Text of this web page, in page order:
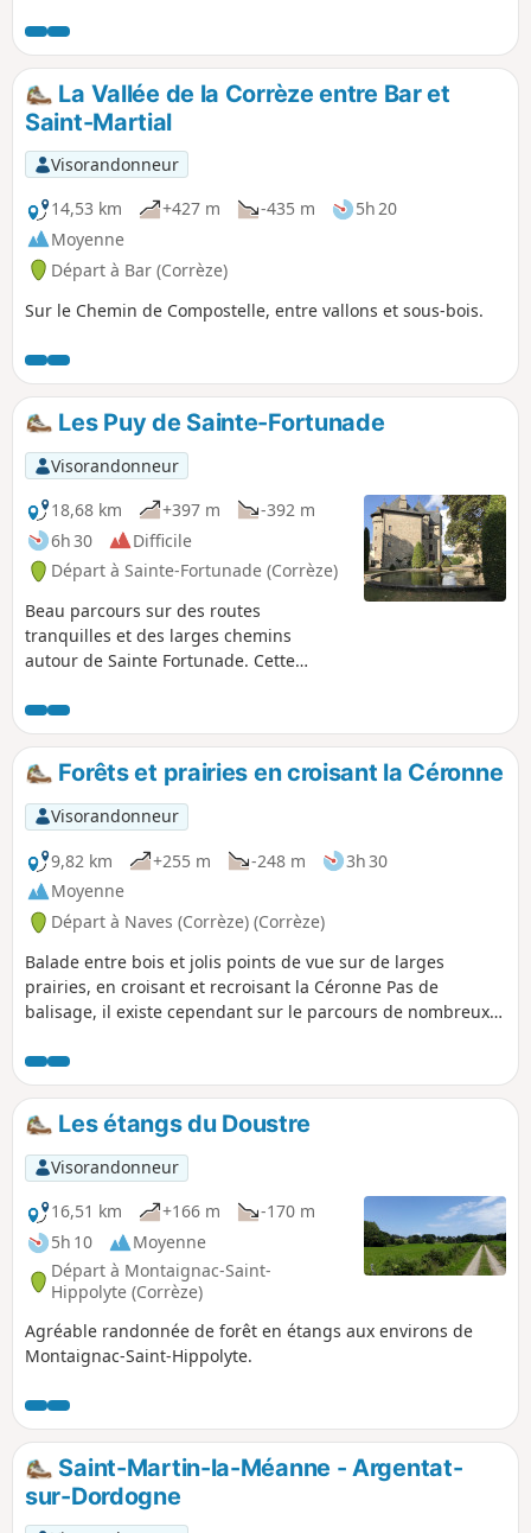
lors de débits moyens ou hauts de la
rivière. L'itinéraire emprunte, en
majeure partie, des chemins ou sentiers
ombragés, ce qui rend l'itinéraire
agréable par temps chaud. Difficultés
de la randonnée : voir Informations
pratiques
La Vallée de la Corrèze entre Bar et
Saint-Martial
Visorandonneur
14,53 km
+427 m -435 m
5h 20
Moyenne
Départ à Bar (Corrèze)
Sur le Chemin de Compostelle, entre vallons et sous-bois.
Les Puy de Sainte-Fortunade
Visorandonneur
18,68 km
+397 m
-392 m
6h 30
Difficile
Départ à Sainte-Fortunade (Corrèze)
Beau parcours sur des routes
tranquilles et des larges chemins
autour de Sainte Fortunade. Cette
du Château de Sainte-Fortunade datant
du XVe siècle.
Forêts et prairies en croisant la Céronne
Visorandonneur
9,82 km
+255 m -248 m
3h 30
Moyenne
Départ à Naves (Corrèze) (Corrèze)
Balade entre bois et jolis points de vue sur de larges
prairies, en croisant et recroisant la Céronne Pas de
balisage, il existe cependant sur le parcours de nombreux
hameaux) installés par les " Chandareurs" l'association
navaroise de marche et de VTT.
Les étangs du Doustre
Visorandonneur
16,51 km
+166 m
-170 m
5h 10
Moyenne
Départ à Montaignac-Saint-
Hippolyte (Corrèze)
Agréable randonnée de forêt en étangs aux environs de
Montaignac-Saint-Hippolyte.
Saint-Martin-la-Méanne - Argentat-
sur-Dordogne